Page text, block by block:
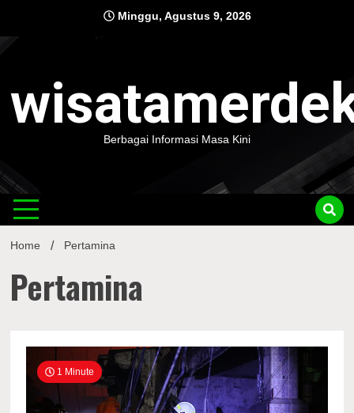
content
Minggu, Agustus 9, 2026
Berbagai Informasi Masa Kini
Home Pertamina
Pertamina
1 Minute